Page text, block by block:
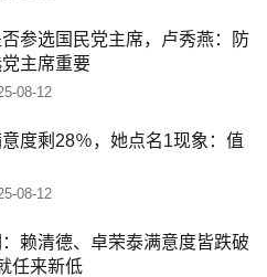
参选国民党主席，卢秀燕：防
主席重要
08-12
度剩28％，她点名1现象：值
08-12
赖清德、卓荣泰满意度皆跌破
任来新低